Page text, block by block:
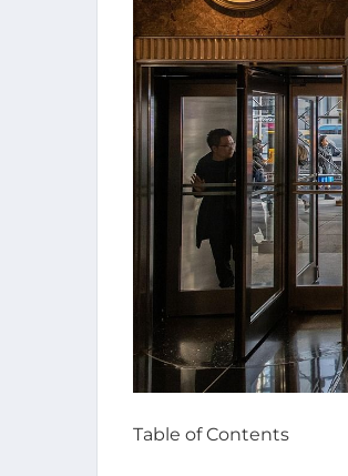
Table of Contents